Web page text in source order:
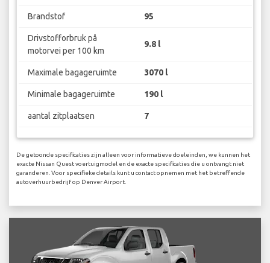
Brandstof 95
Drivstofforbruk på
motorvei per 100 km
9.8 l
Maximale bagageruimte 3070 l
Minimale bagageruimte 190 l
aantal zitplaatsen 7
De getoonde specificaties zijn alleen voor informatieve doeleinden, we kunnen het
exacte Nissan Quest voertuigmodel en de exacte specificaties die u ontvangt niet
garanderen. Voor specifieke details kunt u contact opnemen met het betreffende
autoverhuurbedrijf op Denver Airport.